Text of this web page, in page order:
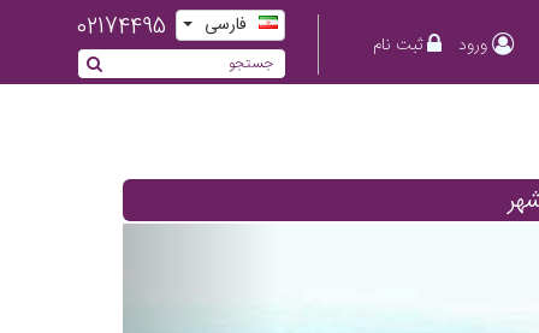
ورود ثبت نام
فارسی 02174495